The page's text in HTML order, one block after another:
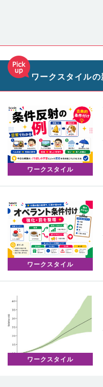
ワークスタイルの
ワークスタイル
ワークスタイル
ワークスタイル